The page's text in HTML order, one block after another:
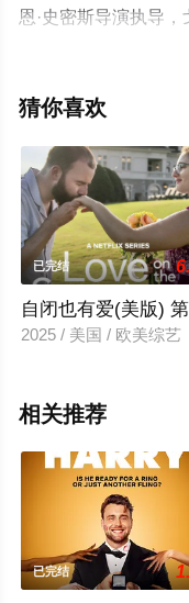
恩·史密斯导演执导，
托西等演员精彩演绎
辰影视，更多相关信
猜你喜欢
已完结
自闭也有爱(美版)
2025 / 美国 / 欧美综艺
相关推荐
已完结